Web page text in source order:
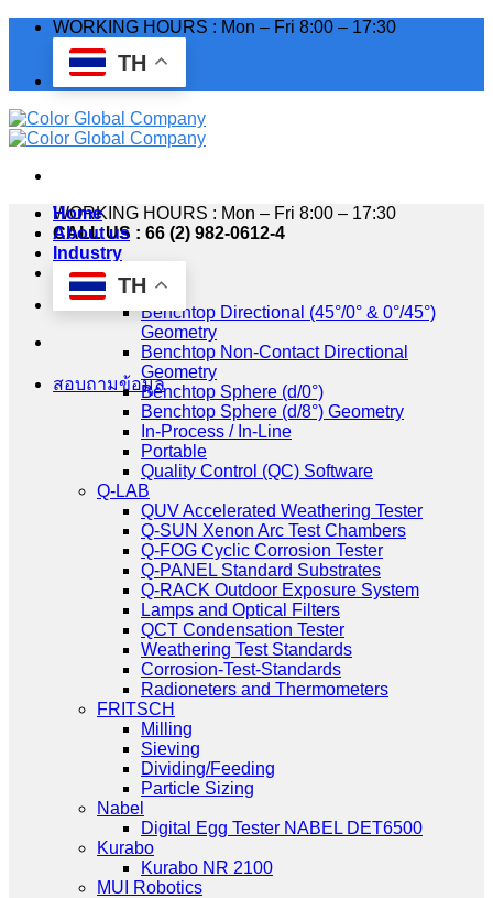
Skip
WORKING HOURS : Mon – Fri 8:00 – 17:30
TH
WORKING HOURS : Mon – Fri 8:00 – 17:30
CALL US : 66 (2) 982-0612-4
TH
สอบถามข้อมูล
Home
About us
Industry
Products
HunterLab
Benchtop Directional (45°/0° & 0°/45°)
Geometry
Benchtop Non-Contact Directional
Geometry
Benchtop Sphere (d/0°)
Benchtop Sphere (d/8°) Geometry
In-Process / In-Line
Portable
Quality Control (QC) Software
Q-LAB
QUV Accelerated Weathering Tester
Q-SUN Xenon Arc Test Chambers
Q-FOG Cyclic Corrosion Tester
Q-PANEL Standard Substrates
Q-RACK Outdoor Exposure System
Lamps and Optical Filters
QCT Condensation Tester
Weathering Test Standards
Corrosion-Test-Standards
Radioneters and Thermometers
FRITSCH
Milling
Sieving
Dividing/Feeding
Particle Sizing
Nabel
Digital Egg Tester NABEL DET6500
Kurabo
Kurabo NR 2100
MUI Robotics